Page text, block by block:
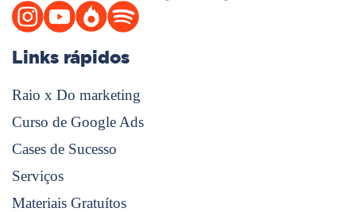
Links rápidos
Raio x Do marketing
Curso de Google Ads
Cases de Sucesso
Serviços
Materiais Gratuítos